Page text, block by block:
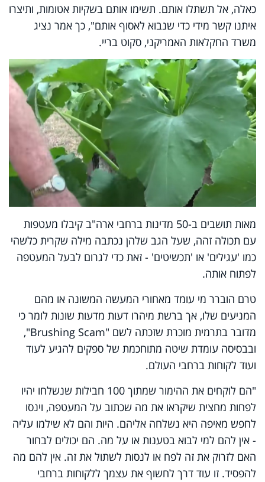
כאלה, אל תשתלו אותם. תשימו אותם בשקיות אטומות, ותיצרו
איתנו קשר מידי כדי שנבוא לאסוף אותם", כך אמר נציג
משרד החקלאות האמריקני, סקוט בריי.
מאות תושבים ב-50 מדינות ברחבי ארה"ב קיבלו מעטפות
עם תכולה זהה, שעל הגב שלהן נכתבה מילה שקרית כלשהי
כמו 'עגילים' או 'תכשיטים' - זאת כדי לגרום לבעל המעטפה
לפתוח אותה.
טרם הוברר מי עומד מאחורי המעשה המשונה או מהם
המניעים שלו, אך ברשת מיהרו דעות מדעות שונות לומר כי
מדובר בתרמית מוכרת שזכתה לשם "Brushing Scam",
ובבסיסה עומדת שיטה מתוחכמת של ספקים להגיע לעוד
ועוד לקוחות ברחבי העולם.
"הם לוקחים את ההימור שמתוך 100 חבילות שנשלחו יהיו
לפחות מחצית שיקראו את מה שכתוב על המעטפה, וינסו
לחפש מאיפה היא נשלחה אליהם. היות והם לא שילמו עליה
- אין להם למי לבוא בטענות או על מה. הם יכולים לבחור
האם לזרוק את זה לפח או לנסות לשתול את זה. אין להם מה
להפסיד. זו עוד דרך לחשוף את עצמך ללקוחות ברחבי